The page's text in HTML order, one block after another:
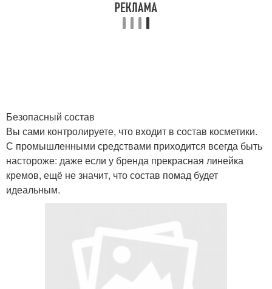
Безопасный состав
Вы сами контролируете, что входит в состав косметики.
С промышленными средствами приходится всегда быть
настороже: даже если у бренда прекрасная линейка
кремов, ещё не значит, что состав помад будет
идеальным.